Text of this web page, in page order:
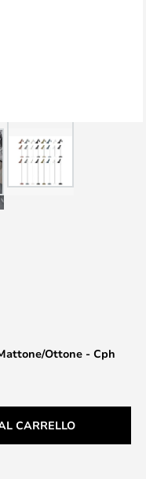
Ottone - Cph
CARRELLO